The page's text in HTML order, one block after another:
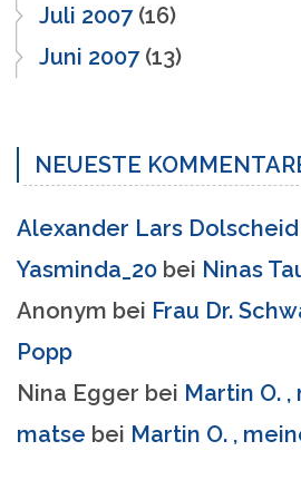
Juli 2007(16)
Juni 2007(13)
NEUESTE
Alexander Lars Dolscheid
Yasminda_20 bei Ninas
Anonym bei Frau Dr.
Popp
Nina Egger bei Martin O.
matse bei Martin O. ,